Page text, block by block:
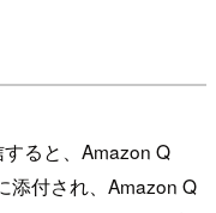
ると、Amazon Q
添付され、Amazon Q